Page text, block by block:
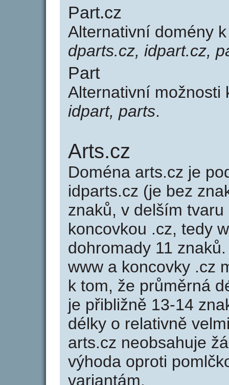
Part.cz
Alternativní domény
dparts.cz, idpart.cz,
Part
Alternativní
idpart, parts.
Arts.cz
Doména arts.cz je
idparts.cz (je bez
znaků, v delším
koncovkou .cz, tedy
dohromady 11
www a koncovky .cz
k tom, že průměrná
je přibližně 13-14
délky o relativně
arts.cz neobsahuje
výhoda oproti
variantám.